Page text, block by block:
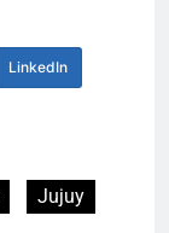
LinkedIn
Jujuy